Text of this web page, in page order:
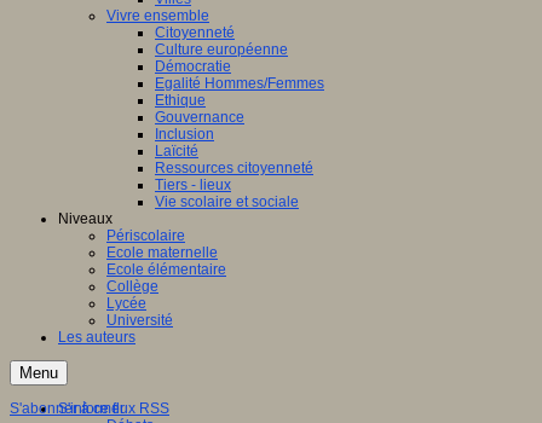
Vivre ensemble
Citoyenneté
Culture européenne
Démocratie
Egalité Hommes/Femmes
Ethique
Gouvernance
Inclusion
Laïcité
Ressources citoyenneté
Tiers - lieux
Vie scolaire et sociale
Niveaux
Périscolaire
Ecole maternelle
Ecole élémentaire
Collège
Lycée
Université
Les auteurs
Menu
S'informer
S'abonner à ce flux RSS